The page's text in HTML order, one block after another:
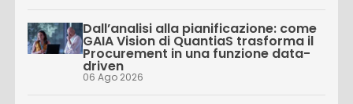
Dall’analisi alla pianificazione: come
GAIA Vision di QuantiaS trasforma il
Procurement in una funzione data-
driven
06 Ago 2026